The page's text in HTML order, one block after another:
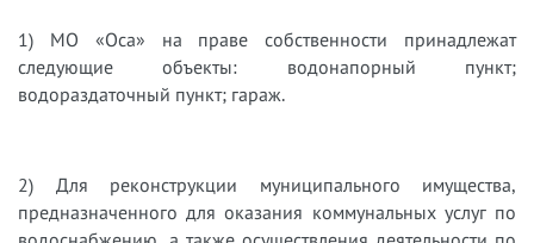
1)​ МО «Оса» на праве собственности принадлежат
следующие объекты: водонапорный пункт;
водораздаточный пункт; гараж.
2)​ Для реконструкции муниципального имущества,
предназначенного для оказания коммунальных услуг по